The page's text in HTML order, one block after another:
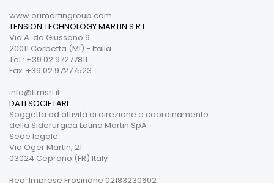
www.orimartingroup.com
TENSION TECHNOLOGY MARTIN S.R.L.
Via A. da Giussano 9
20011 Corbetta (MI) - Italia
Tel.: +39 02 97277811
Fax: +39 02 97277523
info@ttmsrl.it
DATI SOCIETARI
Soggetta ad attività di direzione e coordinamento
della Siderurgica Latina Martin SpA
Sede legale:
Via Oger Martin, 21
03024 Ceprano (FR) Italy
Reg. Imprese Frosinone 02183230602